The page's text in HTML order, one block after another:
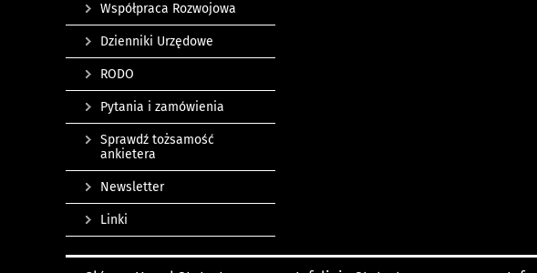
Współpraca Rozwojowa
Dzienniki Urzędowe
RODO
Pytania i zamówienia
Sprawdź tożsamość
ankietera
Newsletter
Linki